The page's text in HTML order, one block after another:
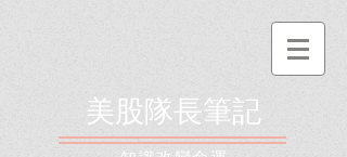
美股隊長筆記